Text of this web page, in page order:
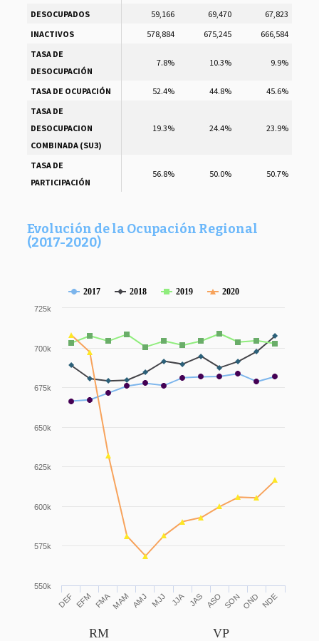
DESOCUPADOS
59,166 69,470
67,823
INACTIVOS
578,884 675,245
666,584
TASA DE
DESOCUPACIÓN
7.8% 10.3% 9.9%
TASA DE OCUPACIÓN 52.4% 44.8%
45.6%
TASA DE
DESOCUPACION
COMBINADA (SU3)
19.3% 24.4% 23.9%
TASA DE
PARTICIPACIÓN
56.8% 50.0% 50.7%
Evolución de la Ocupación Regional
(2017-2020)
2017 2018 2019 2020
DEF EFM FMAMAM AMJ MJJ JJA JAS ASO SONOND NDE
550k
575k
600k
625k
650k
675k
700k
725k
RM VP